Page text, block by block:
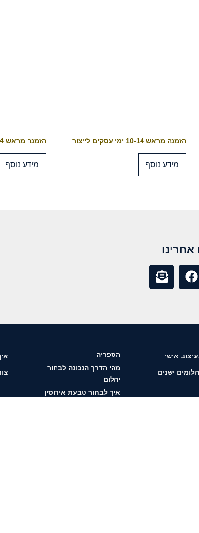
הזמנה מראש 10-14 ימי עסקים לייצור
מידע נוסף
הזמנה מראש 10-14 ימי עסקים לייצור
מידע נוסף
אחרינו
אישי
ישנים
הספריה
מהי הדרך הנכונה לבחור
יהלום
איך לבחור טבעת אירוסין